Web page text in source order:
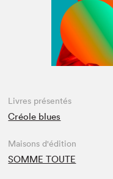
Livres présentés
Créole blues
Maisons d'édition
SOMME TOUTE